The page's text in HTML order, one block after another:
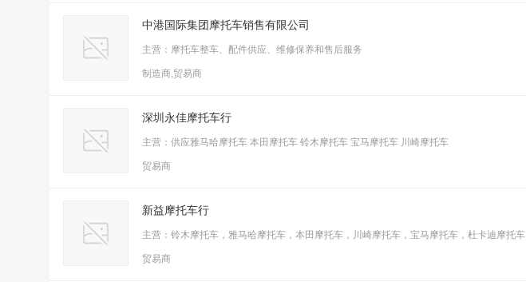
中港国际集团摩托车销售有限公司
主营：摩托车整车、配件供应、维修保养和售后服务
制造商,贸易商
深圳永佳摩托车行
主营：供应雅马哈摩托车 本田摩托车 铃木摩托车 宝马摩托车 川崎摩托车
贸易商
新益摩托车行
主营：铃木摩托车，雅马哈摩托车，本田摩托车，川崎摩托车，宝马摩托车，杜卡迪摩托车
贸易商